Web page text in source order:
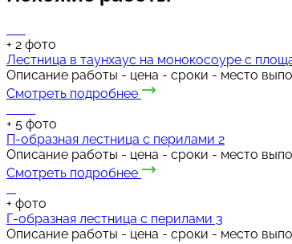
+ 2 фото
Лестница в таунхаус на монокосоуре с
Описание работы - цена - сроки - место
Смотреть подробнее
+ 5 фото
П-образная лестница с перилами 2
Описание работы - цена - сроки - место
Смотреть подробнее
+ фото
Г-образная лестница с перилами 3
Описание работы - цена - сроки - место